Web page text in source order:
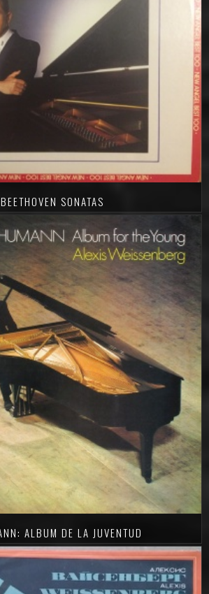
BEETHOVEN SONATAS
ALBUM DE LA JUVENTUD